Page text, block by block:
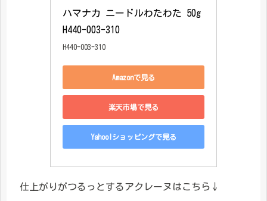
ハマナカ ニードルわたわた 50g
H440-003-310
H440-003-310
Amazonで見る
楽天市場で見る
Yahoo!ショッピングで見る
仕上がりがつるっとするアクレーヌはこちら↓